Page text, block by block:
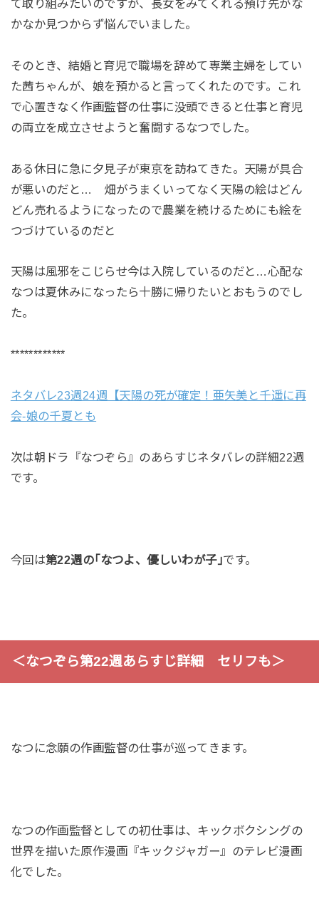
て取り組みたいのですが、長女をみてくれる預け先がな
かなか見つからず悩んでいました。
そのとき、結婚と育児で職場を辞めて専業主婦をしてい
た茜ちゃんが、娘を預かると言ってくれたのです。これ
で心置きなく作画監督の仕事に没頭できると仕事と育児
の両立を成立させようと奮闘するなつでした。
ある休日に急に夕見子が東京を訪ねてきた。天陽が具合
が悪いのだと… 畑がうまくいってなく天陽の絵はどん
どん売れるようになったので農業を続けるためにも絵を
つづけているのだと
天陽は風邪をこじらせ今は入院しているのだと…心配な
なつは夏休みになったら十勝に帰りたいとおもうのでし
た。
************
ネタバレ23週24週【天陽の死が確定！亜矢美と千遥に再
会-娘の千夏とも
次は朝ドラ『なつぞら』のあらすじネタバレの詳細22週
です。
今回は第22週の｢なつよ、優しいわが子｣です。
＜なつぞら第22週あらすじ詳細 セリフも＞
なつに念願の作画監督の仕事が巡ってきます。
なつの作画監督としての初仕事は、キックボクシングの
世界を描いた原作漫画『キックジャガー』のテレビ漫画
化でした。